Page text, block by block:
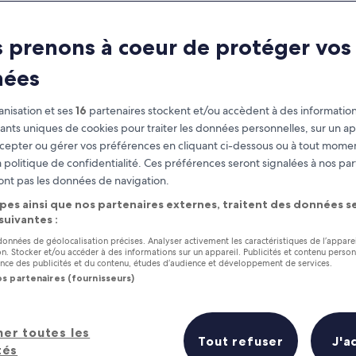
Gagnez des récompenses pour
chaque nuit séjournée
7 août - 9 août
à proximité en un coup
prenons à coeur de protéger vos
et ses16 partenaires stockent et/ou accèdent à des
uniques de cookies pour traiter les données personnelles, sur un
ou gérer vos préférences en cliquant ci-dessous ou à tout
politique de confidentialité. Ces préférences seront signalées à nos
pas les données de navigation.
ainsi que nos partenaires externes, traitent des données
:
de géolocalisation précises. Analyser activement les caractéristiques de
Stocker et/ou accéder à des informations sur un appareil. Publicités et contenu
des publicités et du contenu, études d’audience et développement de services.
partenaires (fournisseurs)
toutes les
Tout refuser